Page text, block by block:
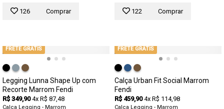
126 Comprar 122 Comprar
FRETE GRÁTIS
Legging Lunna Shape Up com
Recorte Marrom Fendi
R$ 349,90 4x R$ 87,48
Calça Legging - Marrom
FRETE GRÁTIS
Calça Urban Fit Social Marrom
Fendi
R$ 459,90 4x R$ 114,98
Calça Legging - Marrom